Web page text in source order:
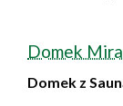
Domek
Domek z